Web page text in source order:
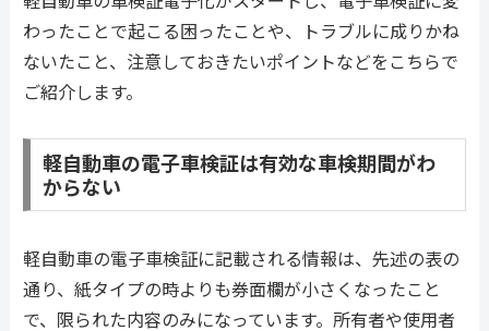
わったことで起こる困ったことや、トラブルに成りかね
ないたこと、注意しておきたいポイントなどをこちらで
ご紹介します。
軽自動車の電子車検証は有効な車検期間がわ
からない
軽自動車の電子車検証に記載される情報は、先述の表の
通り、紙タイプの時よりも券面欄が小さくなったこと
で、限られた内容のみになっています。所有者や使用者